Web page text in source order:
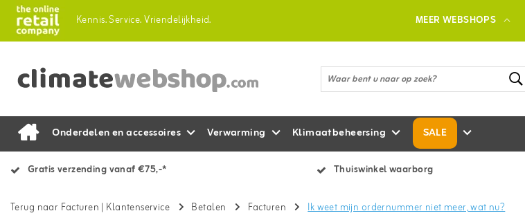
Kennis.Service.Vriendelijkheid. MEER WEBSHOPS
Onderdelen en accessoires Verwarming Klimaatbeheersing SALE
Gratis verzending vanaf €75,-* Thuiswinkel waarborg
Terug naar Facturen | Klantenservice Betalen Facturen Ik weet mijn ordernummer niet meer, wat nu?